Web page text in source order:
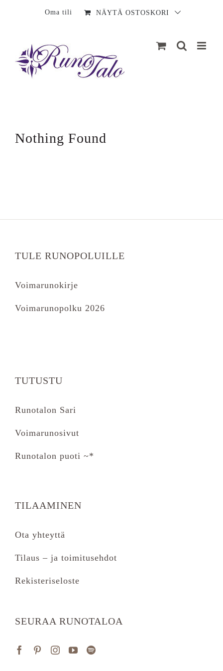
Oma tili NÄYTÄ OSTOSKORI
Nothing Found
TULE RUNOPOLUILLE
Voimarunokirje
Voimarunopolku 2026
TUTUSTU
Runotalon Sari
Voimarunosivut
Runotalon puoti ~*
TILAAMINEN
Ota yhteyttä
Tilaus – ja toimitusehdot
Rekisteriseloste
SEURAA RUNOTALOA